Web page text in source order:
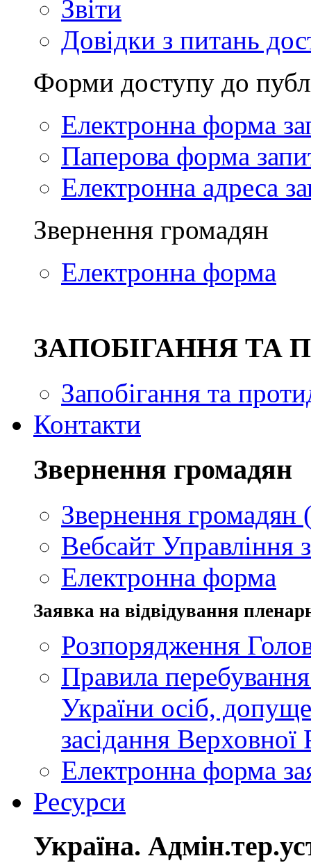
Звіти
Довідки з питань
Форми доступу до
Електронна форма
Паперова форма
Електронна адреса
Звернення громадян
Електронна форма
ЗAПОБІГАННЯ ТА
Запобігання та
Контакти
Звернення громадян
Звернення громадян
Вебсайт Управління
Електронна форма
Заявка на відвідування
Розпорядження
Правила
України осіб,
засідання
Електронна форма
Ресурси
Україна.